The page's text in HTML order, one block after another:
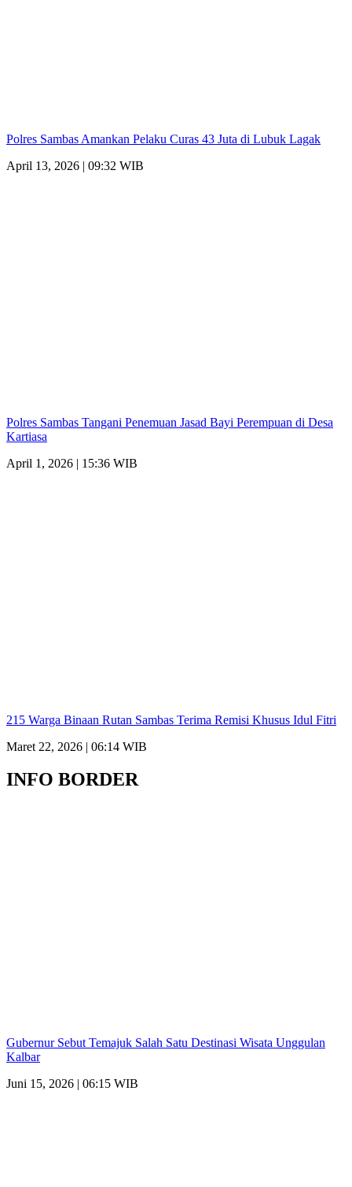
Polres Sambas Amankan Pelaku Curas 43 Juta di Lubuk Lagak
April 13, 2026 | 09:32 WIB
Polres Sambas Tangani Penemuan Jasad Bayi Perempuan di Desa
Kartiasa
April 1, 2026 | 15:36 WIB
215 Warga Binaan Rutan Sambas Terima Remisi Khusus Idul Fitri
Maret 22, 2026 | 06:14 WIB
INFO BORDER
Gubernur Sebut Temajuk Salah Satu Destinasi Wisata Unggulan
Kalbar
Juni 15, 2026 | 06:15 WIB